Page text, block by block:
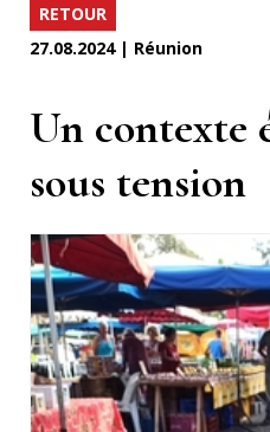
RETOUR
27.08.2024 | Réunion
Un contexte
sous tension